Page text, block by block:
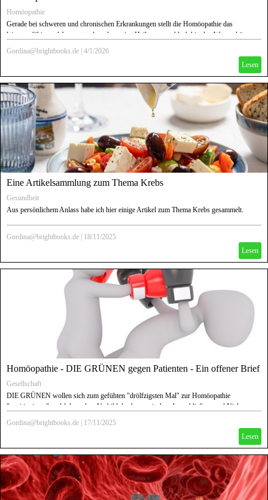
Homöopathie
Gerade bei schweren und chronischen Erkrankungen stellt die Homöopathie das
leistungsfähigste, lebensrettendste alternative Heilsystem schlechthin dar. Warum hören
"jeder Menge Zucker," "nichts drin sei" und alles "vom Placebo-Effekt" und "festen
Zeit, mit seit mindestens den 1990er Jahren bewusst gestreuten Falschaussagen
aufzuräumen und darüber zu sprechen, was die Homöopathie zu leisten vermag!
Gordina@brightbooks.de 4/1/2026
Lesen
Eine Artikelsammlung zum Thema Krebs
Gesundheit
Aus persönlichem Anlass habe ich hier einige Artikel zum Thema Krebs gesammelt.
Gordina@brightbooks.de
18/11/2025
Lesen
Homöopathie - DIE GRÜNEN gegen Patienten - Ein offener Brief
Gesellschaft
DIE GRÜNEN wollen sich zum gefühten "drölfzigsten Mal" zur Homöopathie
"positionieren" und folgen dem Vorbild des kategorischen Ausschließens und Nicht-
Ein offener Brief über Stand der Homöopathieforschung und eigene Erfahrungen.
Gordina@brightbooks.de
17/11/2025
Lesen